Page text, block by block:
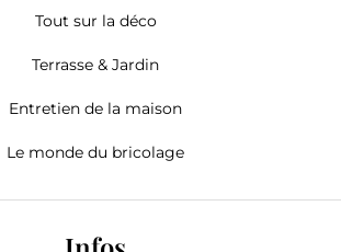
Tout sur la déco
Terrasse & Jardin
Entretien de la maison
Le monde du bricolage